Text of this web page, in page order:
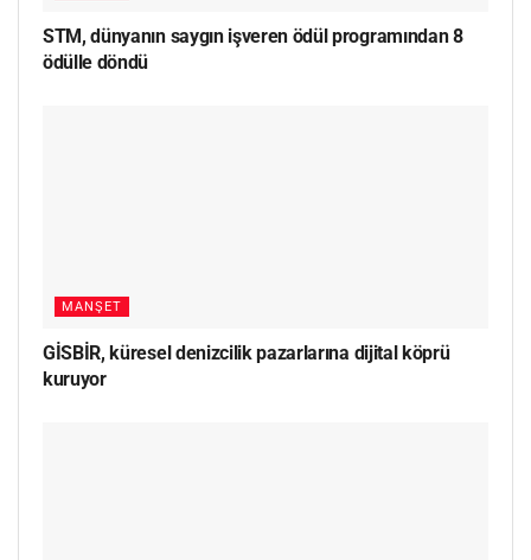
STM, dünyanın saygın işveren ödül programından 8
ödülle döndü
MANŞET
GİSBİR, küresel denizcilik pazarlarına dijital köprü
kuruyor